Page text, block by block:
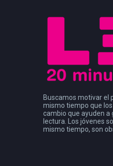
Buscamos motivar el
mismo tiempo que
cambio que ayuden a
lectura. Los jóvenes
mismo tiempo, son